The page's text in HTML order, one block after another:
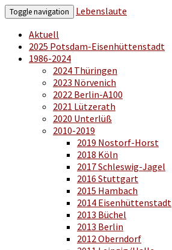
Toggle navigation
Lebenslaute
Aktuell
2025 Potsdam-Eisenhüttenstadt
1986-2024
2024 Thüringen
2023 Nörvenich
2022 Berlin-A100
2021 Lützerath
2020 Unterlüß
2010-2019
2019 Nostorf-Horst
2018 Köln
2017 Schleswig-Jagel
2016 Stuttgart
2015 Hambach
2014 Eisenhüttenstadt
2013 Büchel
2013 Berlin
2012 Oberndorf